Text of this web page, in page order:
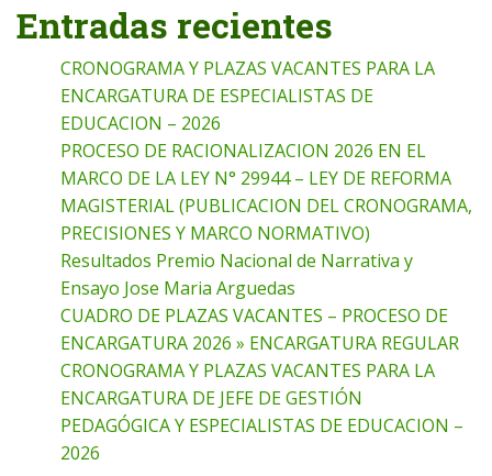
Entradas recientes
CRONOGRAMA Y PLAZAS VACANTES PARA LA
ENCARGATURA DE ESPECIALISTAS DE
EDUCACION – 2026
PROCESO DE RACIONALIZACION 2026 EN EL
MARCO DE LA LEY N° 29944 – LEY DE REFORMA
MAGISTERIAL (PUBLICACION DEL CRONOGRAMA,
PRECISIONES Y MARCO NORMATIVO)
Resultados Premio Nacional de Narrativa y
Ensayo Jose Maria Arguedas
CUADRO DE PLAZAS VACANTES – PROCESO DE
ENCARGATURA 2026 » ENCARGATURA REGULAR
CRONOGRAMA Y PLAZAS VACANTES PARA LA
ENCARGATURA DE JEFE DE GESTIÓN
PEDAGÓGICA Y ESPECIALISTAS DE EDUCACION –
2026